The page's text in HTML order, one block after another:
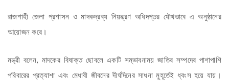
রাজশাহী জেলা প্রশাসন ও মাদকদ্রব্য নিয়ন্ত্রণ অধিদপ্তর যৌথভাবে এ অনুষ্ঠানের
আয়োজন করে।
মন্ত্রী বলেন, মাদকের বিষাক্ত ছোবলে একটি সম্ভাবনাময় জাতির সম্পদের পাশাপাশি
পরিবারের প্রত্যাশা এবং মেধাবী জীবনের দীর্ঘদিনের সাধনা মুহূর্তেই ধ্বংস হয়ে যায়।